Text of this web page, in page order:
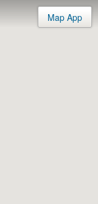
Map App